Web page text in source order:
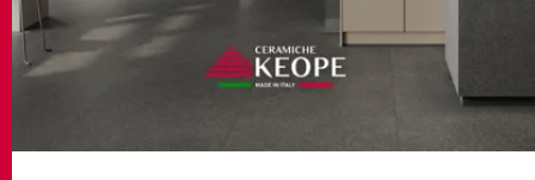
ESPACE RÉSERVÉ